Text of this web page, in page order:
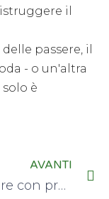
il
passere, il
- o un'altra
è
AVANTI
Viaggiare con profitto: la crescita del turismo cannabico sostenibile